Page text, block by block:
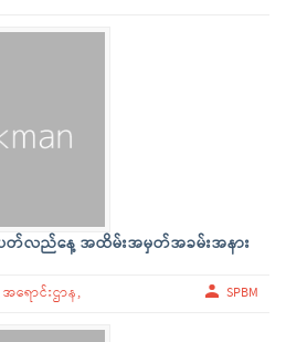
စ်ပတ်လည်နေ့ အထိမ်းအမှတ်အခမ်းအနား
အရောင်းဌာန, SPBM